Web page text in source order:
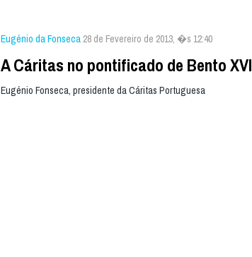
Eugénio da Fonseca 28 de Fevereiro de 2013, �s 12:40
A Cáritas no pontificado de Bento XVI
Eugénio Fonseca, presidente da Cáritas Portuguesa